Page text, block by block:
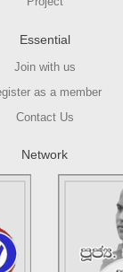
Essential
Join with us
as a member
Contact Us
Network